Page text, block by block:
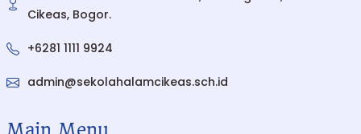
Cikeas, Bogor.
+6281 1111 9924
admin@sekolahalamcikeas.sch.id